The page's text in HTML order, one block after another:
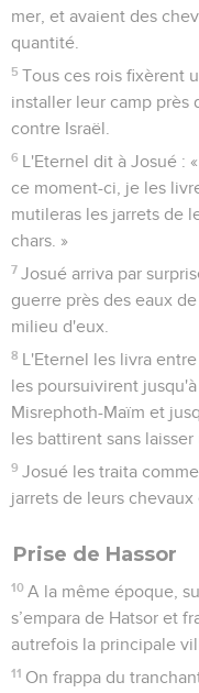
mer, et avaient des
quantité.
5 Tous ces rois fixèrent
installer leur camp près
contre Israël.
6 L'Eternel dit à Josué :
ce moment-ci, je les
mutileras les jarrets de
chars. »
7 Josué arriva par
guerre près des eaux
milieu d'eux.
8 L'Eternel les livra
les poursuivirent
Misrephoth-Maïm et
les battirent sans laisser
9 Josué les traita
jarrets de leurs chevaux
Prise de Hassor
10 A la même époque,
s’empara de Hatsor et
autrefois la principale
11 On frappa du